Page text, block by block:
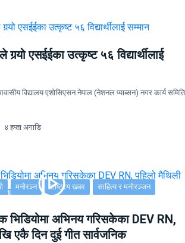
गर्‍यो एसईईका उत्कृष्ट ५६ विद्यार्थीलाई
विद्यालय एशोसिएसन नेपाल (नेशनल प्याब्सन) नगर कार्य समिति
४ हप्ता अगाडि
मनोरञ्न राष्ट्रिय खबर साहित्य र मनोरञ्जन
भिडियोमा अभिनय गरिसकेका DEV RN,
एकै दिन दुई गीत सार्वजनिक